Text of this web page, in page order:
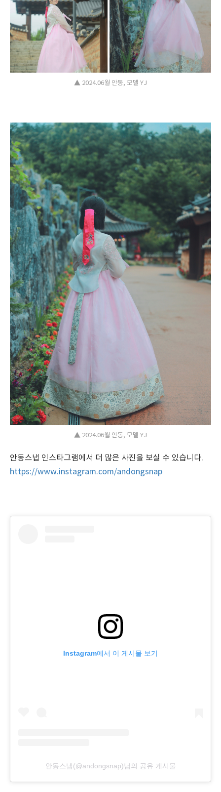
▲ 2024.06월 안동, 모델 YJ
▲ 2024.06월 안동, 모델 YJ
안동스냅 인스타그램에서 더 많은 사진을 보실 수 있습니다.
https://www.instagram.com/andongsnap
Instagram에서 이 게시물 보기
안동스냅(@andongsnap)님의 공유 게시물